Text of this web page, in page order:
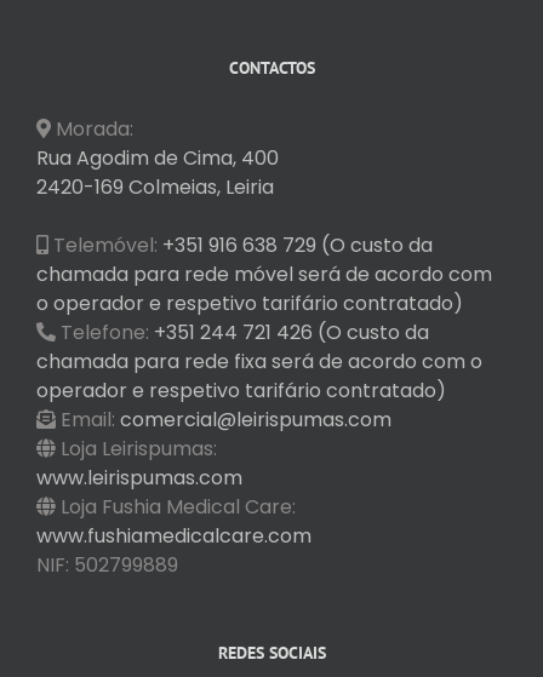
CONTACTOS
Morada:
Rua Agodim de Cima, 400
2420-169 Colmeias, Leiria
Telemóvel: +351 916 638 729 (O custo da
chamada para rede móvel será de acordo com
o operador e respetivo tarifário contratado)
Telefone: +351 244 721 426 (O custo da
chamada para rede fixa será de acordo com o
operador e respetivo tarifário contratado)
Email: comercial@leirispumas.com
Loja Leirispumas:
www.leirispumas.com
Loja Fushia Medical Care:
www.fushiamedicalcare.com
NIF: 502799889
REDES SOCIAIS